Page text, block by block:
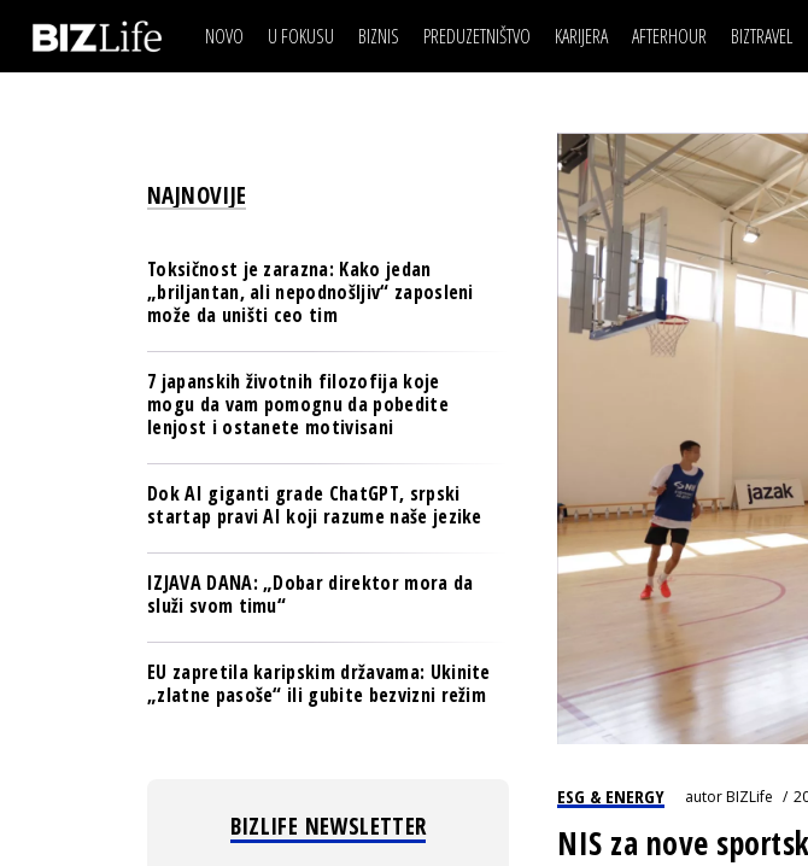
NOVO U FOKUSU BIZNIS
BREND I KOMUNIKACIJE
BANKE
TECH I AI
BIZNIS & SPORT
PULS REGIONA
NOVO NA RAFU
PREDUZETNIŠTVO KARIJERA
LJUDI (HR)
MOJ UGAO
USAVRŠAVANJE
KNOW-HOW
AFTERHOUR
KNJIGE
AUTO SVET
STIL
WELLBEING
BIZTRAVEL
IZJAVA DANABIZNIS SCENA
BREND I KOMUNIKACIJE
OSIGURANJE
TECH I AI
PULS REGIONA
NOVO NA RAFU
POSAO
MOJ UGAO
USAVRŠAVANJE
KNOW-HOW
FILM I SCENA
AUTO SVET
STIL
WELLBEING
ESG & ENERGY autorBIZLife
NIS za nove
NAJNOVIJE
Toksičnost je zarazna: Kako jedan
„briljantan, ali nepodnošljiv“ zaposleni
može da uništi ceo tim
7 japanskih životnih filozofija koje
mogu da vam pomognu da pobedite
lenjost i ostanete motivisani
Dok AI giganti grade ChatGPT, srpski
startap pravi AI koji razume naše jezike
IZJAVA DANA: „Dobar direktor mora da
služi svom timu“
EU zapretila karipskim državama: Ukinite
„zlatne pasoše“ ili gubite bezvizni režim
BIZLIFE NEWSLETTER